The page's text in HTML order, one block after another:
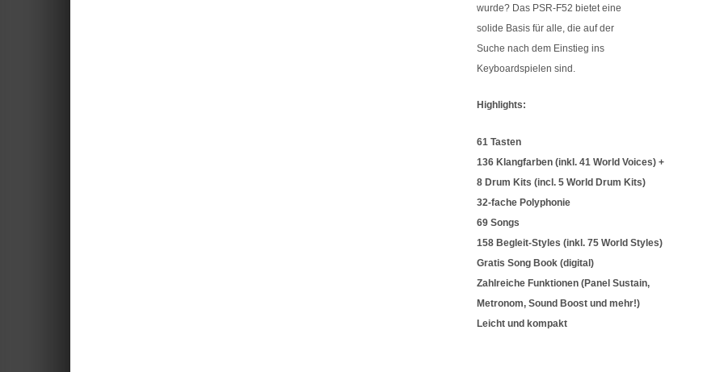
wurde? Das PSR-F52 bietet eine
solide Basis für alle, die auf der
Suche nach dem Einstieg ins
Keyboardspielen sind.
Highlights:
61 Tasten
136 Klangfarben (inkl. 41 World Voices) +
8 Drum Kits (incl. 5 World Drum Kits)
32-fache Polyphonie
69 Songs
158 Begleit-Styles (inkl. 75 World Styles)
Gratis Song Book (digital)
Zahlreiche Funktionen (Panel Sustain,
Metronom, Sound Boost und mehr!)
Leicht und kompakt